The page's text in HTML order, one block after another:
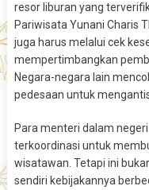
resor liburan yang
Pariwisata Yunani Charis
juga harus melalui cek
mempertimbangkan
Negara-negara lain
pedesaan untuk
Para menteri dalam
terkoordinasi untuk
wisatawan. Tetapi ini
sendiri kebijakannya